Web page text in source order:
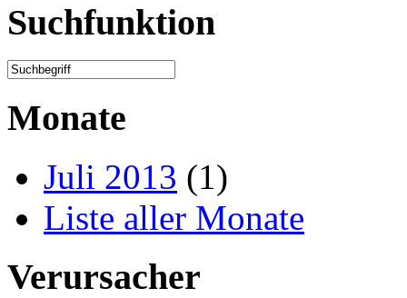
Suchfunktion
Monate
Juli 2013 (1)
Liste aller Monate
Verursacher